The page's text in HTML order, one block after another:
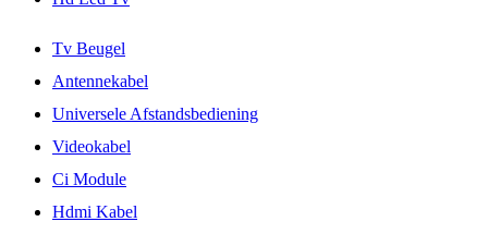
Tv Beugel
Antennekabel
Universele Afstandsbediening
Videokabel
Ci Module
Hdmi Kabel